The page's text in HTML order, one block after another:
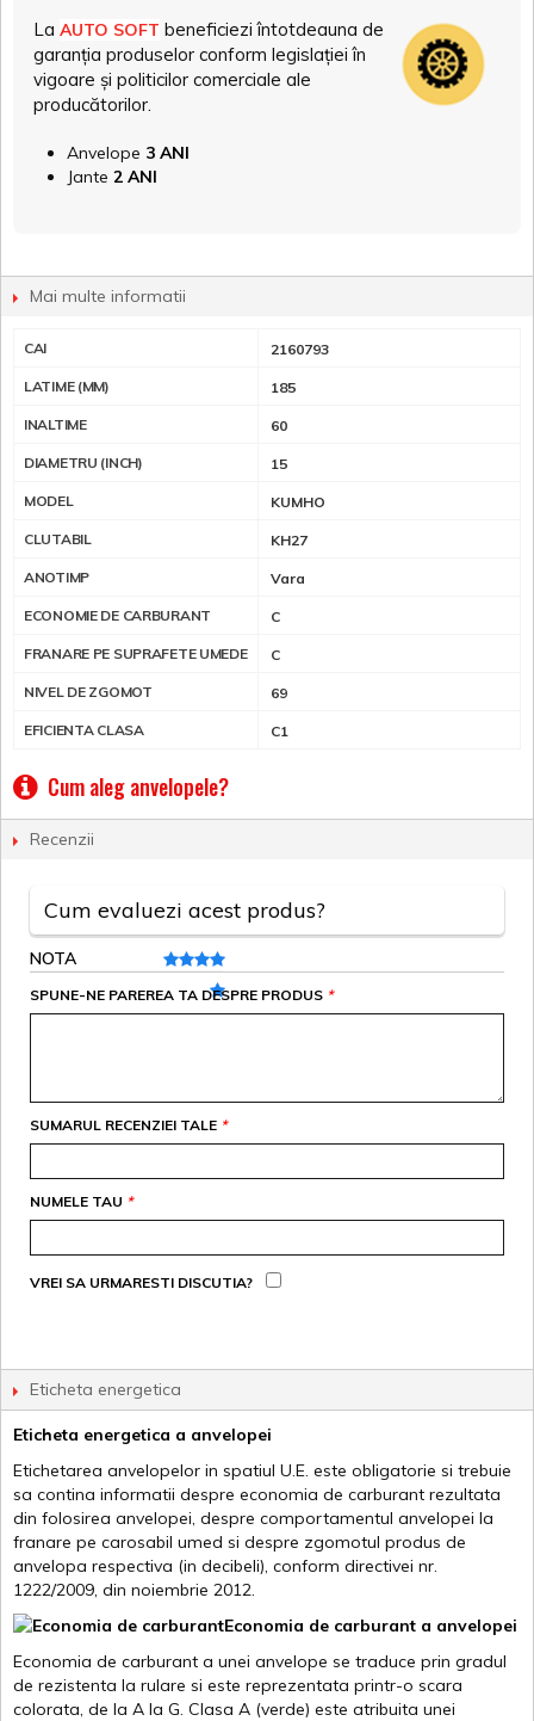
La AUTO SOFT beneficiezi întotdeauna de
garanția produselor conform legislației în
vigoare și politicilor comerciale ale
producătorilor.
Anvelope 3 ANI
Jante 2 ANI
Mai multe informatii
CAI 2160793
LATIME (MM) 185
INALTIME 60
DIAMETRU (INCH) 15
MODEL KUMHO
CLUTABIL KH27
ANOTIMP Vara
ECONOMIE DE CARBURANT C
FRANARE PE SUPRAFETE UMEDE C
NIVEL DE ZGOMOT 69
EFICIENTA CLASA C1
Cum aleg anvelopele?
Recenzii
Cum evaluezi acest produs?
NOTA
*
SPUNE-NE PAREREA TA DESPRE PRODUS
*
SUMARUL RECENZIEI TALE
*
NUMELE TAU
VREI SA URMARESTI DISCUTIA?
Eticheta energetica
Eticheta energetica a anvelopei
Etichetarea anvelopelor in spatiul U.E. este obligatorie si trebuie
sa contina informatii despre economia de carburant rezultata
din folosirea anvelopei, despre comportamentul anvelopei la
franare pe carosabil umed si despre zgomotul produs de
anvelopa respectiva (in decibeli), conform directivei nr.
1222/2009, din noiembrie 2012.
Economia de carburant a anvelopei
Economia de carburant a unei anvelope se traduce prin gradul
de rezistenta la rulare si este reprezentata printr-o scara
colorata, de la A la G. Clasa A (verde) este atribuita unei